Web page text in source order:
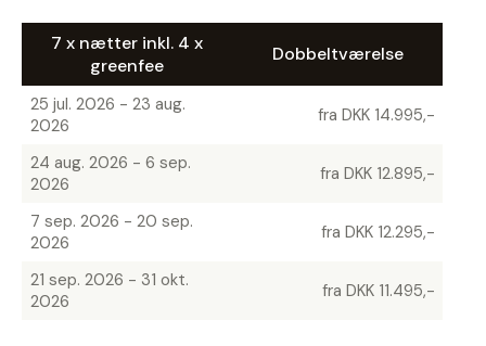
7 x nætter inkl. 4 x
greenfee
Dobbeltværelse
25 jul. 2026 - 23 aug.
2026
fra DKK 14.995,-
24 aug. 2026 - 6 sep.
2026
fra DKK 12.895,-
7 sep. 2026 - 20 sep.
2026
fra DKK 12.295,-
21 sep. 2026 - 31 okt.
2026
fra DKK 11.495,-